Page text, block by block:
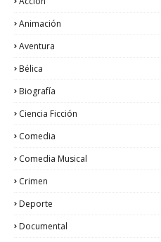
Animación
Aventura
Bélica
Biografía
Ciencia Ficción
Comedia
Comedia Musical
Crimen
Deporte
Documental